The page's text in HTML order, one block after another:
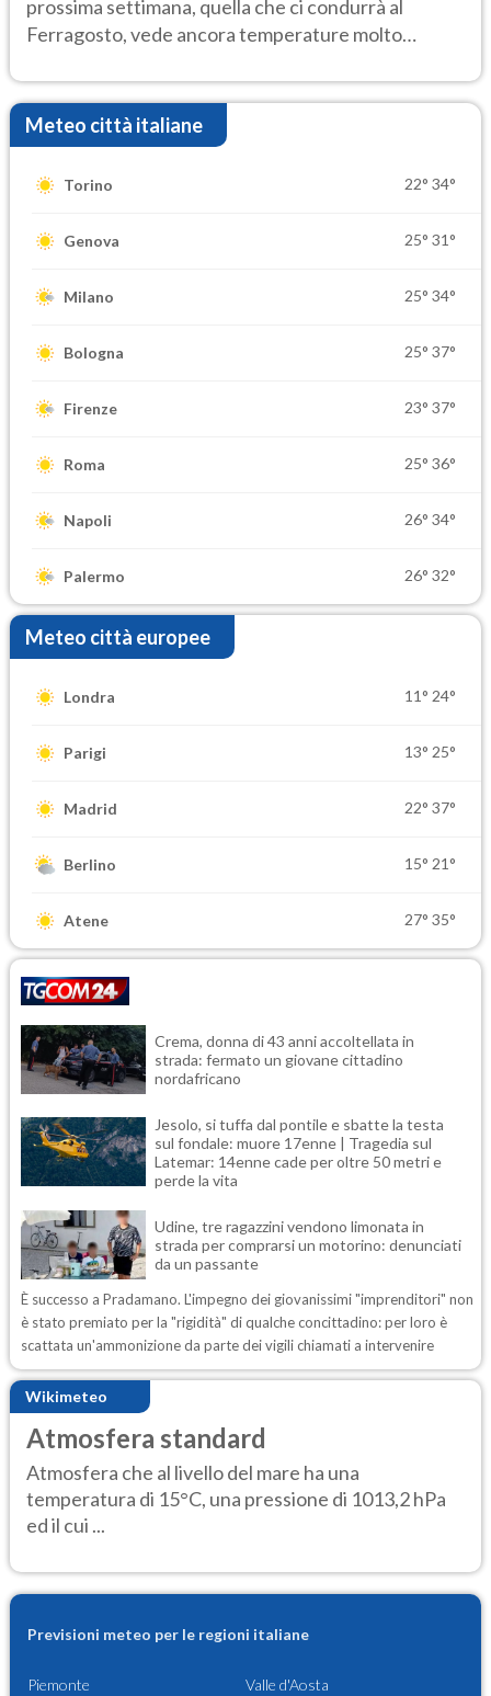
prossima settimana, quella che ci condurrà al
Ferragosto, vede ancora temperature molto
Meteo città italiane
Torino 22° 34°
Genova 25° 31°
Milano 25° 34°
Bologna 25° 37°
Firenze 23° 37°
Roma 25° 36°
Napoli 26° 34°
Palermo 26° 32°
Meteo città europee
Londra 11° 24°
Parigi 13° 25°
Madrid 22° 37°
Berlino 15° 21°
Atene 27° 35°
Crema, donna di 43 anni accoltellata in
strada: fermato un giovane cittadino
nordafricano
Jesolo, si tuffa dal pontile e sbatte la testa
sul fondale: muore 17enne | Tragedia sul
Latemar: 14enne cade per oltre 50 metri e
perde la vita
Udine, tre ragazzini vendono limonata in
strada per comprarsi un motorino: denunciati
da un passante
È successo a Pradamano. L'impegno dei giovanissimi "imprenditori" non
è stato premiato per la "rigidità" di qualche concittadino: per loro è
scattata un'ammonizione da parte dei vigili chiamati a intervenire
Wikimeteo
Atmosfera standard
Atmosfera che al livello del mare ha una
temperatura di 15°C, una pressione di 1013,2 hPa
ed il cui ...
Previsioni meteo per le regioni italiane
Piemonte Valle d'Aosta